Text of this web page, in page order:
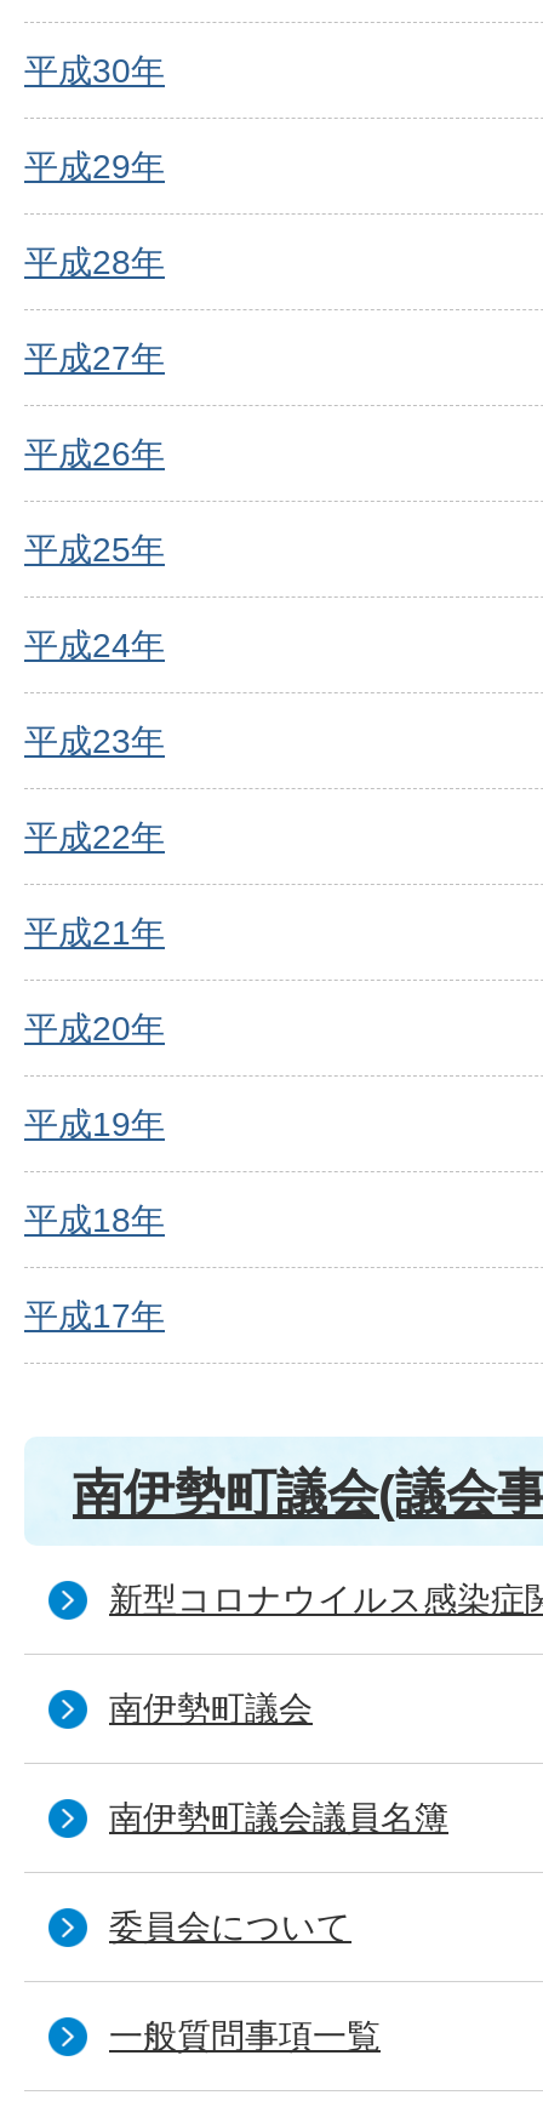
平成30年
平成29年
平成28年
平成27年
平成26年
平成25年
平成24年
平成23年
平成22年
平成21年
平成20年
平成19年
平成18年
平成17年
南伊勢町議会(議会
新型コロナウイルス感染症
南伊勢町議会
南伊勢町議会議員名簿
委員会について
一般質問事項一覧